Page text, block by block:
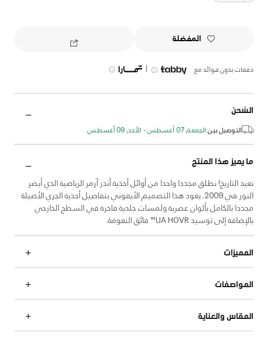
المفضلة
دفعات بدون فوائد مع |
الشحن
التوصيل بين:الجمعة, 07 أغسطس - الأحد, 09 أغسطس
ما يميز هذا المنتج
نعيد التاريخ! نطلق مجددا واحدا من أوائل أحذية أندر آرمر الرياضية الذي أبصر
النور في 2009. يعود هذا التصميم الأيقوني بتفاصيل أحذية الجري الأصيلة
مجددا بالكامل بألوان عصرية ولمسات جلدية فاخرة في السطح الخارجي
بالإضافة إلى توسيد UA HOVR™ فائق النعومة.
المميزات
المواصفات
المقاس والعناية